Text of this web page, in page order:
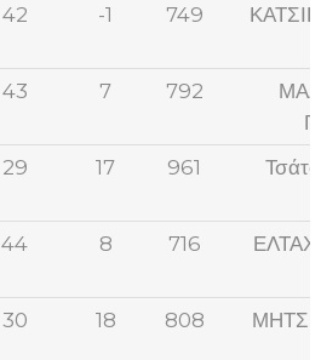
42 -1 749
43 7 792
29 17 961
44 8 716
30 18 808